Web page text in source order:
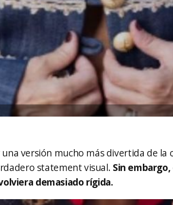
versión mucho más divertida de la
statement visual. Sin
demasiado rígida.